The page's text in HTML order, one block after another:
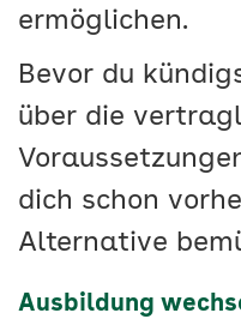
ermöglichen.
Bevor du
über die
dich schon
Alternative
Ausbildung